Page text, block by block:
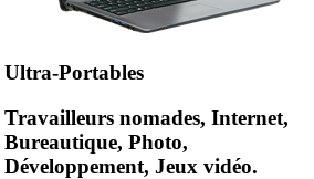
Ultra-Portables
Travailleurs nomades, Internet,
Bureautique, Photo,
Développement, Jeux vidéo.